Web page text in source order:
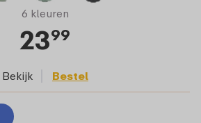
6 kleuren
2399
Bekijk Bestel